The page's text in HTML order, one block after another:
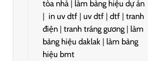
tòa nhà| làm bảng hiệu dự án
| in uv dtf| uv dtf| dtf| tranh
điện| tranh tráng gương| làm
bảng hiệu daklak| làm bảng
hiệu bmt